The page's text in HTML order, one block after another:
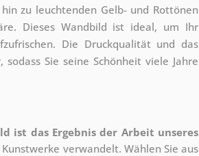
zu leuchtenden Gelb- und Rottönen
Dieses Wandbild ist ideal, um Ihr
Die Druckqualität und das
Sie seine Schönheit viele Jahre
ist das Ergebnis der Arbeit unseres
verwandelt. Wählen Sie aus